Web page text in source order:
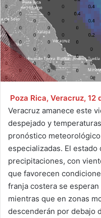
Poza Rica, Veracruz, 12
Veracruz amanece este
despejado y
pronóstico
especializadas. El
precipitaciones, con
que favorecen
franja costera se esperan
mientras que en zonas
descenderán por debajo